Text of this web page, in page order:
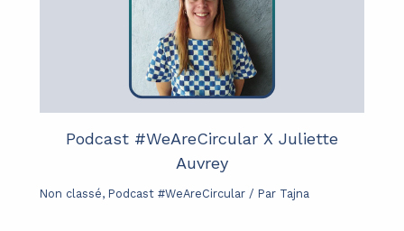
Podcast #WeAreCircular X Juliette
Auvrey
Non classé, Podcast #WeAreCircular / Par Tajna